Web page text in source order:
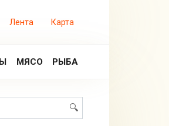
Лента Карта
МЯСО РЫБА